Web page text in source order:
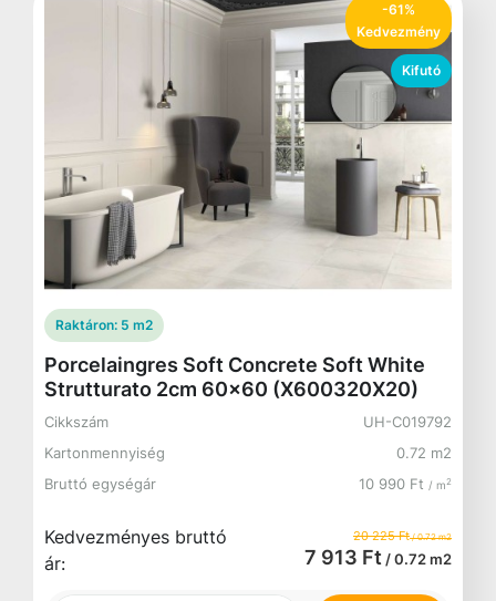
-61%
Kedvezmény
Kifutó
Raktáron: 5 m2
Porcelaingres Soft Concrete Soft White
Strutturato 2cm 60x60 (X600320X20)
Cikkszám
UH-C019792
Kartonmennyiség
0.72 m2
Bruttó egységár
10 990 Ft / m2
Kedvezményes bruttó
ár:
20 225 Ft/ 0.72 m2
7 913 Ft / 0.72 m2